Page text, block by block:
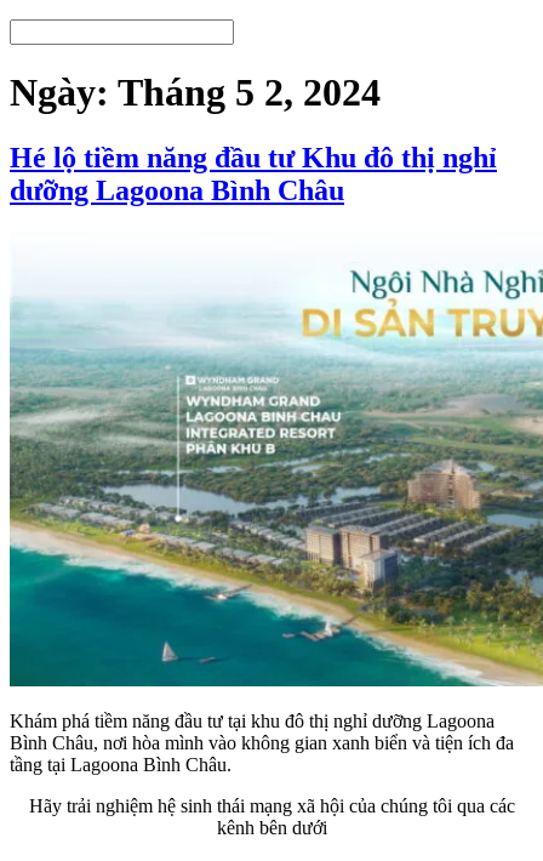
Ngày: Tháng 5 2, 2024
Hé lộ tiềm năng đầu tư Khu đô thị nghỉ
dưỡng Lagoona Bình Châu
Khám phá tiềm năng đầu tư tại khu đô thị nghỉ dưỡng Lagoona
Bình Châu, nơi hòa mình vào không gian xanh biển và tiện ích đa
tầng tại Lagoona Bình Châu.
Hãy trải nghiệm hệ sinh thái mạng xã hội của chúng tôi qua các
kênh bên dưới